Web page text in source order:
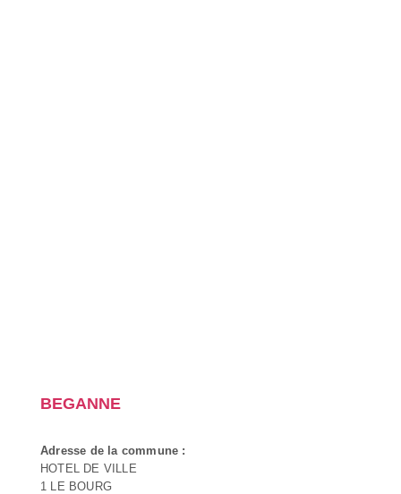
BEGANNE
Adresse de la commune :
HOTEL DE VILLE
1 LE BOURG